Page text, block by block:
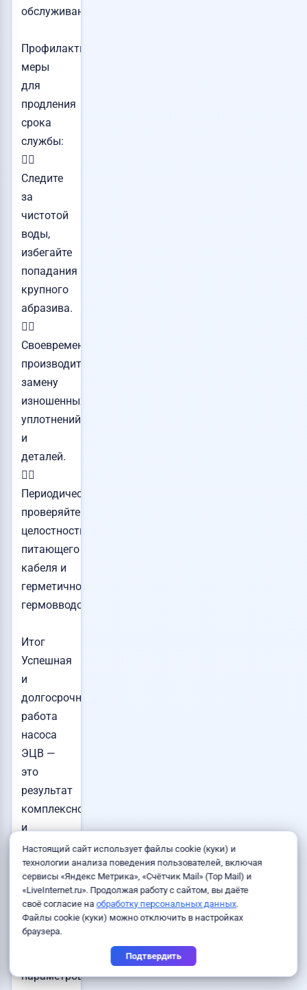
обслуживания.
Профилактические
меры
для
продления
срока
службы:
👉🏻
Следите
за
чистотой
воды,
избегайте
попадания
крупного
абразива.
👉🏻
Своевременно
производите
замену
изношенных
уплотнений
и
деталей.
👉🏻
Периодически
проверяйте
целостность
питающего
кабеля и
герметичность
гермовводов.
Итог
Успешная
и
долгосрочная
работа
насоса
ЭЦВ —
это
результат
комплексного
и
грамотного
подхода
на
каждом
этапе: от
точного
параметров
Настоящий сайт использует файлы cookie (куки) и
технологии анализа поведения пользователей, включая
сервисы «Яндекс Метрика», «Счётчик Mail» (Top Mail) и
«LiveInternet.ru». Продолжая работу с сайтом, вы даёте
своё согласие наобработку персональных данных.
Файлы cookie (куки) можно отключить в настройках
браузера.
Подтвердить